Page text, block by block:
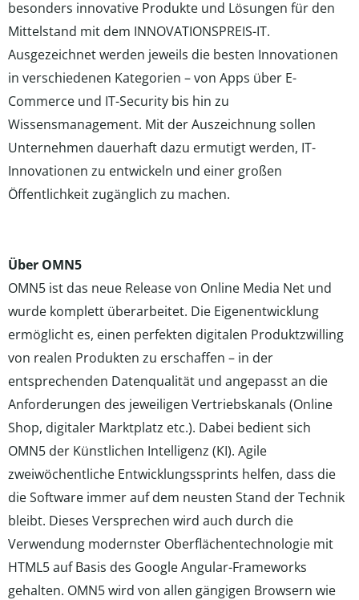
besonders innovative Produkte und Lösungen für den
Mittelstand mit dem INNOVATIONSPREIS-IT.
Ausgezeichnet werden jeweils die besten Innovationen
in verschiedenen Kategorien – von Apps über E-
Commerce und IT-Security bis hin zu
Wissensmanagement. Mit der Auszeichnung sollen
Unternehmen dauerhaft dazu ermutigt werden, IT-
Innovationen zu entwickeln und einer großen
Öffentlichkeit zugänglich zu machen.
Über OMN5
OMN5 ist das neue Release von Online Media Net und
wurde komplett überarbeitet. Die Eigenentwicklung
ermöglicht es, einen perfekten digitalen Produktzwilling
von realen Produkten zu erschaffen – in der
entsprechenden Datenqualität und angepasst an die
Anforderungen des jeweiligen Vertriebskanals (Online
Shop, digitaler Marktplatz etc.). Dabei bedient sich
OMN5 der Künstlichen Intelligenz (KI). Agile
zweiwöchentliche Entwicklungssprints helfen, dass die
die Software immer auf dem neusten Stand der Technik
bleibt. Dieses Versprechen wird auch durch die
Verwendung modernster Oberflächentechnologie mit
HTML5 auf Basis des Google Angular-Frameworks
gehalten. OMN5 wird von allen gängigen Browsern wie